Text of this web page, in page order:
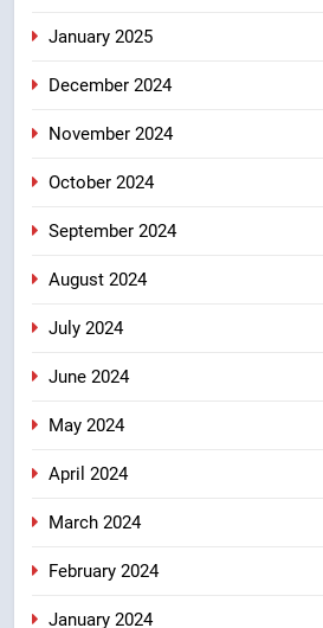
January 2025
December 2024
November 2024
October 2024
September 2024
August 2024
July 2024
June 2024
May 2024
April 2024
March 2024
February 2024
January 2024